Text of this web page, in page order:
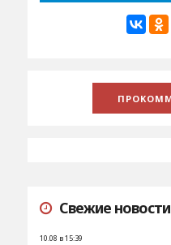
Свежие новости
10.08 в 15:39